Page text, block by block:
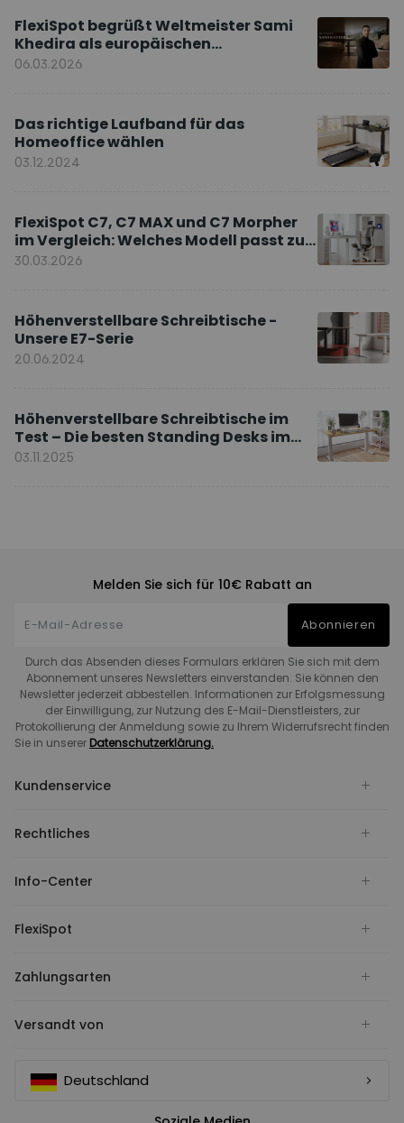
FlexiSpot begrüßt Weltmeister Sami
Khedira als europäischen
Markenbotschafter
06.03.2026
Das richtige Laufband für das
Homeoffice wählen
03.12.2024
FlexiSpot C7, C7 MAX und C7 Morpher
im Vergleich: Welches Modell passt zu
Ihnen?
30.03.2026
Höhenverstellbare Schreibtische -
Unsere E7-Serie
20.06.2024
Höhenverstellbare Schreibtische im
Test – Die besten Standing Desks im
Vergleich
03.11.2025
Melden Sie sich für 10€ Rabatt an
Abonnieren
Durch das Absenden dieses Formulars erklären Sie sich mit dem
Abonnement unseres Newsletters einverstanden. Sie können den
Newsletter jederzeit abbestellen. Informationen zur Erfolgsmessung
der Einwilligung, zur Nutzung des E-Mail-Dienstleisters, zur
Protokollierung der Anmeldung sowie zu Ihrem Widerrufsrecht finden
Sie in unserer Datenschutzerklärung.
Kundenservice
Rechtliches
Info-Center
FlexiSpot
Zahlungsarten
Versandt von
Deutschland